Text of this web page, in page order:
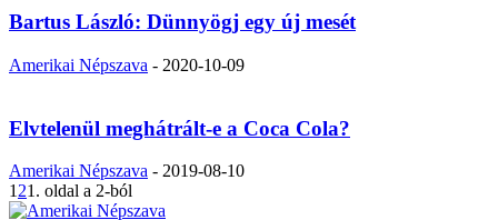
Bartus László: Dünnyögj egy új mesét
Amerikai Népszava - 2020-10-09
Elvtelenül meghátrált-e a Coca Cola?
Amerikai Népszava - 2019-08-10
1 21. oldal a 2-ból